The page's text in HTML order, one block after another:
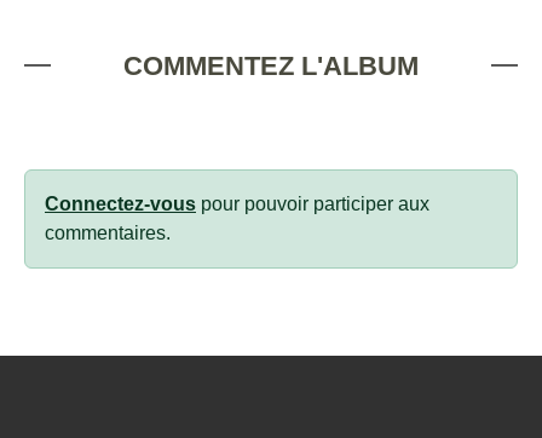
COMMENTEZ L'ALBUM
Connectez-vous pour pouvoir participer aux
commentaires.